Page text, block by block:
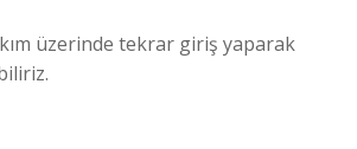
üzerinde tekrar giriş yaparak